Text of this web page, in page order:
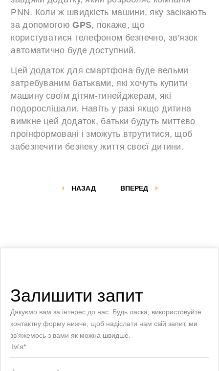
PNN. Коли ж швидкість машини, яку засікають
за допомогоюGPS, покаже, що
користуватися телефоном безпечно, зв’язок
автоматично буде доступний.
Цей додаток для смартфона буде вельми
затребуваним батьками, які хочуть купити
машину своїм дітям-тинейджерам, які
подорослішали. Навіть у разі якщо дитина
вимкне цей додаток, батьки будуть миттєво
проінформовані і зможуть втрутитися, щоб
забезпечити безпеку життя своєї дитини.
ВПЕРЕД
НАЗАД
Залишити запит
Дякуємо вам за інтерес до нас. Будь ласка, використовуйте
контактну форму нижче, щоб надіслати нам свій запит, ми
зв'яжемось з вами як можна швидше.